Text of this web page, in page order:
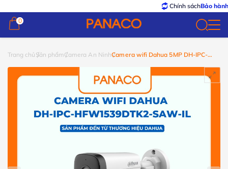
Chính sáchBảo hành –
0
0
Trang chủ Sản phẩmCamera An NinhCamera wifi Dahua 5MP DH-IPC-